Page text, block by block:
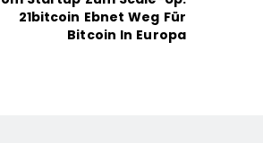
21bitcoin Ebnet Weg Für
Bitcoin In Europa